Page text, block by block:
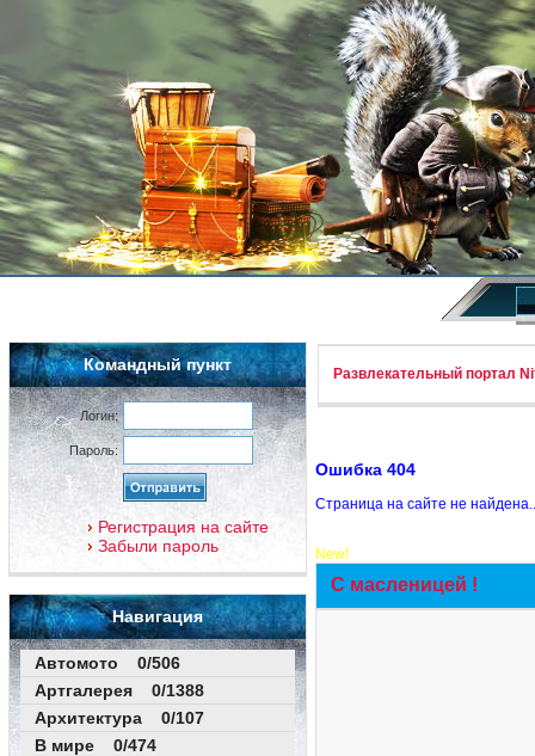
Командный пункт
Логин:
Пароль:
Регистрация на сайте
Забыли пароль
Навигация
Автомото 0/506
Артгалерея 0/1388
Архитектура 0/107
В мире 0/474
Развлекательный портал
Ошибка 404
Страница на сайте не
New!
С масленицей !